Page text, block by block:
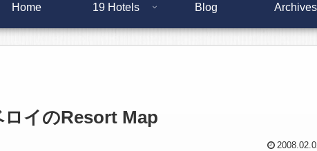
Home 19 Hotels Blog Archives
イのResort Map